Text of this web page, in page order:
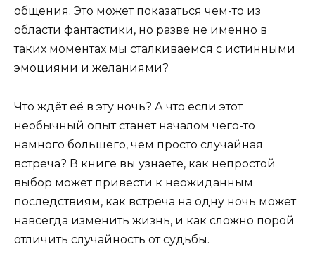
общения. Это может показаться чем-то из
области фантастики, но разве не именно в
таких моментах мы сталкиваемся с истинными
эмоциями и желаниями?
Что ждёт её в эту ночь? А что если этот
необычный опыт станет началом чего-то
намного большего, чем просто случайная
встреча? В книге вы узнаете, как непростой
выбор может привести к неожиданным
последствиям, как встреча на одну ночь может
навсегда изменить жизнь, и как сложно порой
отличить случайность от судьбы.